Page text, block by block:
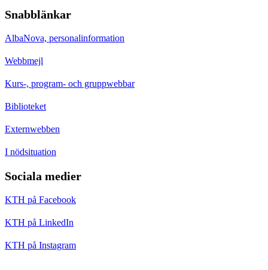
Snabblänkar
AlbaNova, personalinformation
Webbmejl
Kurs-, program- och gruppwebbar
Biblioteket
Externwebben
I nödsituation
Sociala medier
KTH på Facebook
KTH på LinkedIn
KTH på Instagram